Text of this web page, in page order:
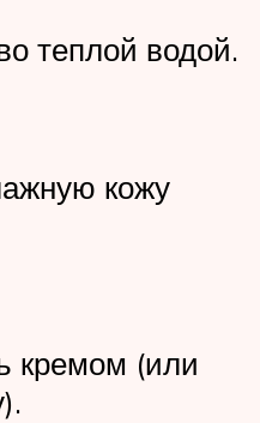
теплой водой.
кожу
кремом (или